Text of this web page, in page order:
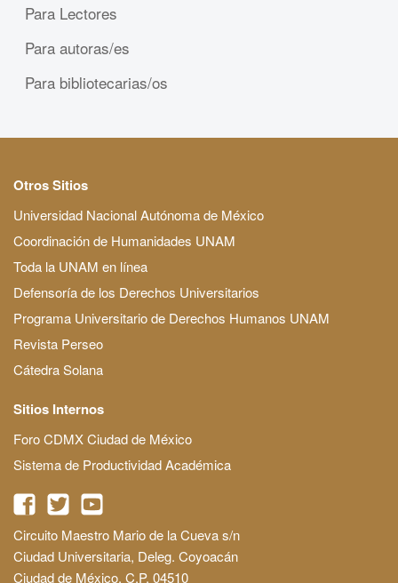
Para Lectores
Para autoras/es
Para bibliotecarias/os
Otros Sitios
Universidad Nacional Autónoma de México
Coordinación de Humanidades UNAM
Toda la UNAM en línea
Defensoría de los Derechos Universitarios
Programa Universitario de Derechos Humanos UNAM
Revista Perseo
Cátedra Solana
Sitios Internos
Foro CDMX Ciudad de México
Sistema de Productividad Académica
Circuito Maestro Mario de la Cueva s/n
Ciudad Universitaria, Deleg. Coyoacán
Ciudad de México, C.P. 04510